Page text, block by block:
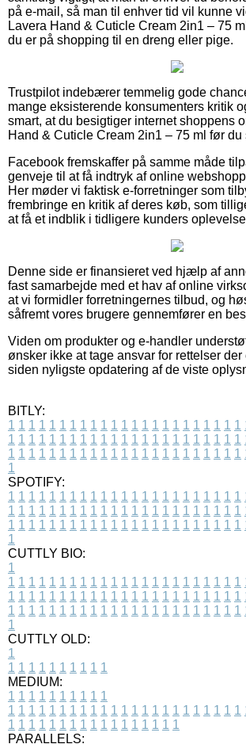
på e-mail, så man til enhver tid vil kunne
Lavera Hand & Cuticle Cream 2in1 – 75
du er på shopping til en dreng eller pige.
Trustpilot indebærer temmelig gode
mange eksisterende konsumenters kritik
smart, at du besigtiger internet shoppens
Hand & Cuticle Cream 2in1 – 75 ml før du
Facebook fremskaffer på samme måde
genveje til at få indtryk af online
Her møder vi faktisk e-forretninger som
frembringe en kritik af deres køb, som
at få et indblik i tidligere kunders
Denne side er finansieret ved hjælp af
fast samarbejde med et hav af online
at vi formidler forretningernes tilbud, og
såfremt vores brugere gennemfører en
Viden om produkter og e-handler
ønsker ikke at tage ansvar for rettelser
siden nyligste opdatering af de viste
BITLY:
1 1 1 1 1 1 1 1 1 1 1 1 1 1 1 1 1 1 1 1 1 1 1
1 1 1 1 1 1 1 1 1 1 1 1 1 1 1 1 1 1 1 1 1 1 1
1 1 1 1 1 1 1 1 1 1 1 1 1 1 1 1 1 1 1 1 1 1 1
1
SPOTIFY:
1 1 1 1 1 1 1 1 1 1 1 1 1 1 1 1 1 1 1 1 1 1 1
1 1 1 1 1 1 1 1 1 1 1 1 1 1 1 1 1 1 1 1 1 1 1
1 1 1 1 1 1 1 1 1 1 1 1 1 1 1 1 1 1 1 1 1 1 1
1
CUTTLY BIO:
1
1 1 1 1 1 1 1 1 1 1 1 1 1 1 1 1 1 1 1 1 1 1 1
1 1 1 1 1 1 1 1 1 1 1 1 1 1 1 1 1 1 1 1 1 1 1
1 1 1 1 1 1 1 1 1 1 1 1 1 1 1 1 1 1 1 1 1 1 1
1
CUTTLY OLD:
1
1 1 1 1 1 1 1 1 1 1
MEDIUM:
1 1 1 1 1 1 1 1 1 1
1 1 1 1 1 1 1 1 1 1 1 1 1 1 1 1 1 1 1 1 1 1 1
1 1 1 1 1 1 1 1 1 1 1 1 1 1 1 1 1
PARALLELS: